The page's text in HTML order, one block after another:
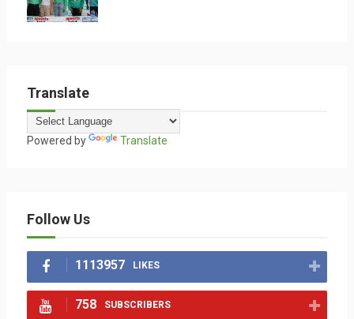
Translate
Powered by Translate
Follow Us
1113957 LIKES
758 SUBSCRIBERS